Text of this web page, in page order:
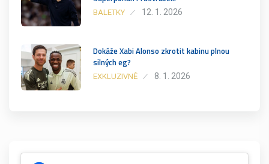
BALETKY 12. 1. 2026
Dokáže Xabi Alonso zkrotit kabinu plnou
silných eg?
EXKLUZIVNĚ 8. 1. 2026